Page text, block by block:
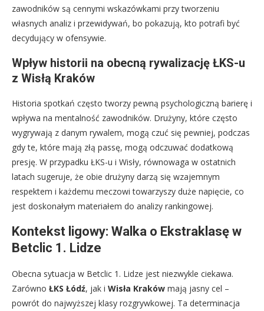
zawodników są cennymi wskazówkami przy tworzeniu
własnych analiz i przewidywań, bo pokazują, kto potrafi być
decydujący w ofensywie.
Wpływ historii na obecną rywalizację ŁKS-u
z Wisłą Kraków
Historia spotkań często tworzy pewną psychologiczną barierę i
wpływa na mentalność zawodników. Drużyny, które często
wygrywają z danym rywalem, mogą czuć się pewniej, podczas
gdy te, które mają złą passę, mogą odczuwać dodatkową
presję. W przypadku ŁKS-u i Wisły, równowaga w ostatnich
latach sugeruje, że obie drużyny darzą się wzajemnym
respektem i każdemu meczowi towarzyszy duże napięcie, co
jest doskonałym materiałem do analizy rankingowej.
Kontekst ligowy: Walka o Ekstraklasę w
Betclic 1. Lidze
Obecna sytuacja w Betclic 1. Lidze jest niezwykle ciekawa.
Zarówno ŁKS Łódź, jak i Wisła Kraków mają jasny cel –
powrót do najwyższej klasy rozgrywkowej. Ta determinacja